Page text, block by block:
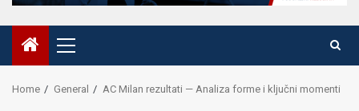
Primary
Menu
Home General AC Milan rezultati — Analiza forme i ključni momenti